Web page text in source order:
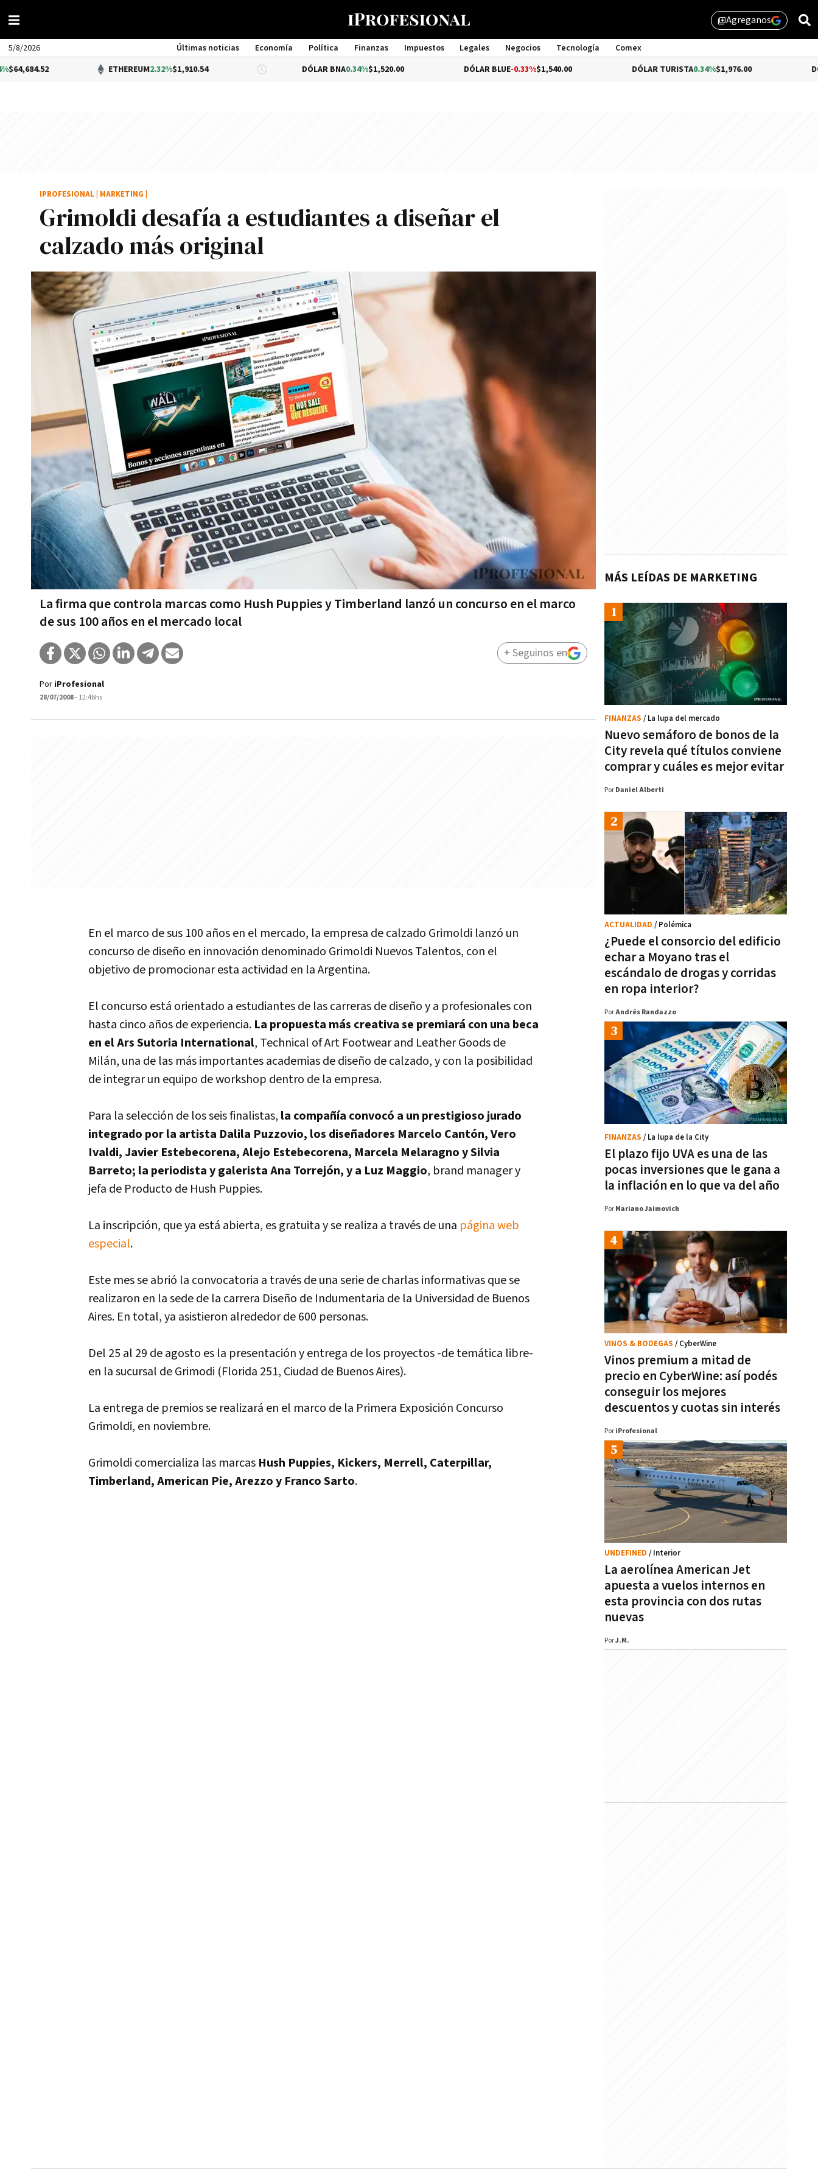
library_addAgreganos
5/8/2026 Últimas noticias Economía Política Finanzas Impuestos Legales Negocios Tecnología
Comex
Management
ETHEREUM 2.32%$1,910.54 DÓLAR BNA 0.34%$1,520.00 DÓLAR BLUE-0.33% $1,540.00 DÓLAR TURISTA0.34%$1,976.00 -
Grimoldi desafí­a a estudiantes a diseñar el
calzado más original
La firma que controla marcas como Hush Puppies y Timberland lanzó un concurso en el marco
de sus 100 años en el mercado local
IPROFESIONAL MARKETING
Por iProfesional
28/07/2008- 12:46hs
+ Seguinos en
En el marco de sus 100 años en el mercado, la empresa de calzado Grimoldi lanzó un
concurso de diseño en innovación denominado Grimoldi Nuevos Talentos, con el
objetivo de promocionar esta actividad en la Argentina.
El concurso está orientado a estudiantes de las carreras de diseño y a profesionales con
hasta cinco años de experiencia. La propuesta más creativa se premiará con una beca
en el Ars Sutoria International, Technical of Art Footwear and Leather Goods de
Milán, una de las más importantes academias de diseño de calzado, y con la posibilidad
de integrar un equipo de workshop dentro de la empresa.
Para la selección de los seis finalistas, la compañí­a convocó a un prestigioso jurado
integrado por la artista Dalila Puzzovio, los diseñadores Marcelo Cantón, Vero
Ivaldi, Javier Estebecorena, Alejo Estebecorena, Marcela Melaragno y Silvia
Barreto; la periodista y galerista Ana Torrejón, y a Luz Maggio, brand manager y
jefa de Producto de Hush Puppies.
La inscripción, que ya está abierta, es gratuita y se realiza a través de una página web
especial.
Este mes se abrió la convocatoria a través de una serie de charlas informativas que se
realizaron en la sede de la carrera Diseño de Indumentaria de la Universidad de Buenos
Aires. En total, ya asistieron alrededor de 600 personas.
Del 25 al 29 de agosto es la presentación y entrega de los proyectos -de temática libre-
en la sucursal de Grimodi (Florida 251, Ciudad de Buenos Aires).
La entrega de premios se realizará en el marco de la Primera Exposición Concurso
Grimoldi, en noviembre.
Grimoldi comercializa las marcas Hush Puppies, Kickers, Merrell, Caterpillar,
Timberland, American Pie, Arezzo y Franco Sarto.
MÁS LEÍDAS DE MARKETING
Nuevo semáforo de bonos de la
City revela qué títulos conviene
comprar y cuáles es mejor evitar
FINANZAS / La lupa del mercado
Por Daniel Alberti
¿Puede el consorcio del edificio
echar a Moyano tras el
escándalo de drogas y corridas
en ropa interior?
ACTUALIDAD / Polémica
PorAndrés Randazzo
El plazo fijo UVA es una de las
pocas inversiones que le gana a
la inflación en lo que va del año
FINANZAS / La lupa de la City
Por Mariano Jaimovich
Vinos premium a mitad de
precio en CyberWine: así podés
conseguir los mejores
descuentos y cuotas sin interés
VINOS & BODEGAS / CyberWine
Por iProfesional
La aerolínea American Jet
apuesta a vuelos internos en
esta provincia con dos rutas
nuevas
UNDEFINED / Interior
PorJ.M.